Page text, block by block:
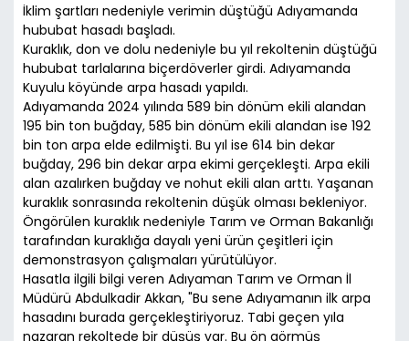
İklim şartları nedeniyle verimin düştüğü Adıyamanda
hububat hasadı başladı.
Kuraklık, don ve dolu nedeniyle bu yıl rekoltenin düştüğü
hububat tarlalarına biçerdöverler girdi. Adıyamanda
Kuyulu köyünde arpa hasadı yapıldı.
Adıyamanda 2024 yılında 589 bin dönüm ekili alandan
195 bin ton buğday, 585 bin dönüm ekili alandan ise 192
bin ton arpa elde edilmişti. Bu yıl ise 614 bin dekar
buğday, 296 bin dekar arpa ekimi gerçekleşti. Arpa ekili
alan azalırken buğday ve nohut ekili alan arttı. Yaşanan
kuraklık sonrasında rekoltenin düşük olması bekleniyor.
Öngörülen kuraklık nedeniyle Tarım ve Orman Bakanlığı
tarafından kuraklığa dayalı yeni ürün çeşitleri için
demonstrasyon çalışmaları yürütülüyor.
Hasatla ilgili bilgi veren Adıyaman Tarım ve Orman İl
Müdürü Abdulkadir Akkan, "Bu sene Adıyamanın ilk arpa
hasadını burada gerçekleştiriyoruz. Tabi geçen yıla
nazaran rekoltede bir düşüş var. Bu ön görmüş